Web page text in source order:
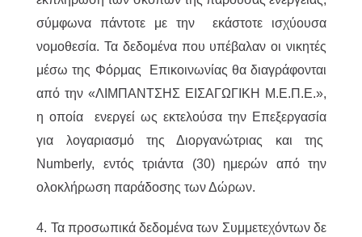
σύμφωνα πάντοτε με την εκάστοτε ισχύουσα
νομοθεσία. Τα δεδομένα που υπέβαλαν οι νικητές
μέσω της Φόρμας Επικοινωνίας θα διαγράφονται
από την «ΛΙΜΠΑΝΤΣΗΣ ΕΙΣΑΓΩΓΙΚΗ Μ.Ε.Π.Ε.»,
η οποία ενεργεί ως εκτελούσα την Επεξεργασία
για λογαριασμό της Διοργανώτριας και της
Numberly, εντός τριάντα (30) ημερών από την
ολοκλήρωση παράδοσης των Δώρων.
4. Τα προσωπικά δεδομένα των Συμμετεχόντων δε